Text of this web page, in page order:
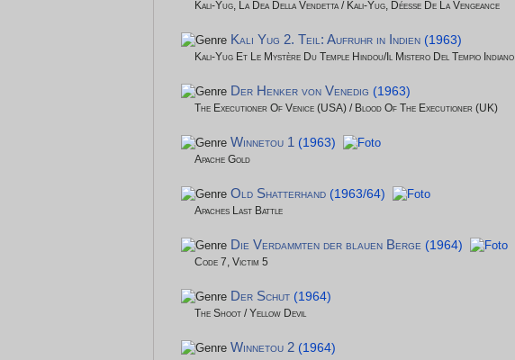
Kali-Yug, La Dea Della Vendetta / Kali-Yug, Déesse De La Vengeance
Kali Yug 2. Teil: Aufruhr in Indien (1963)
Kali-Yug Et Le Mystère Du Temple Hindou/Il Mistero Del Tempio Indiano
Der Henker von Venedig (1963)
The Executioner Of Venice (USA) / Blood Of The Executioner (UK)
Winnetou 1 (1963)
Apache Gold
Old Shatterhand (1963/64)
Apaches Last Battle
Die Verdammten der blauen Berge (1964)
Code 7, Victim 5
Der Schut (1964)
The Shoot / Yellow Devil
Winnetou 2 (1964)